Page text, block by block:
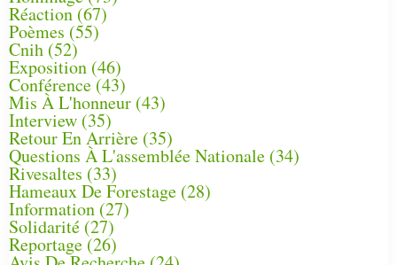
Réaction(67)
Poèmes (55)
Cnih (52)
Exposition (46)
Conférence(43)
Mis À L'honneur (43)
Interview (35)
Retour En Arrière (35)
Questions À L'assemblée Nationale (34)
Rivesaltes (33)
Hameaux De Forestage (28)
Information (27)
Solidarité (27)
Reportage(26)